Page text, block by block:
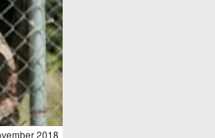
2018